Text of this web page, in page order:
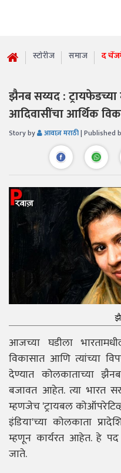
स्टोरीज समाज द
झैनब सय्यद : ट्रायफेडच्या
आदिवासींचा आर्थिक
Story by आवाज़ मराठी| Published
आजच्या घडीला
विकासात आणि त्यांच्या
देण्यात कोलकाताच्या
बजावत आहेत. त्या भारत
म्हणजेच 'ट्रायबल
इंडिया'च्या कोलकाता
म्हणून कार्यरत आहेत. हे
जाते.